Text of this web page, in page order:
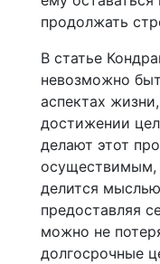
продолжать
В статье
невозможно
аспектах
достижении
делают этот
осуществимым,
делится
предоставляя
можно не
долгосрочные